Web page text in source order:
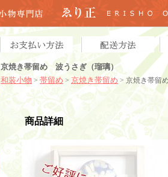
京焼き帯留め 波うさぎ（瑠璃）
和装小物 > 帯留め > 京焼き帯留め > 京焼き帯留
商品詳細